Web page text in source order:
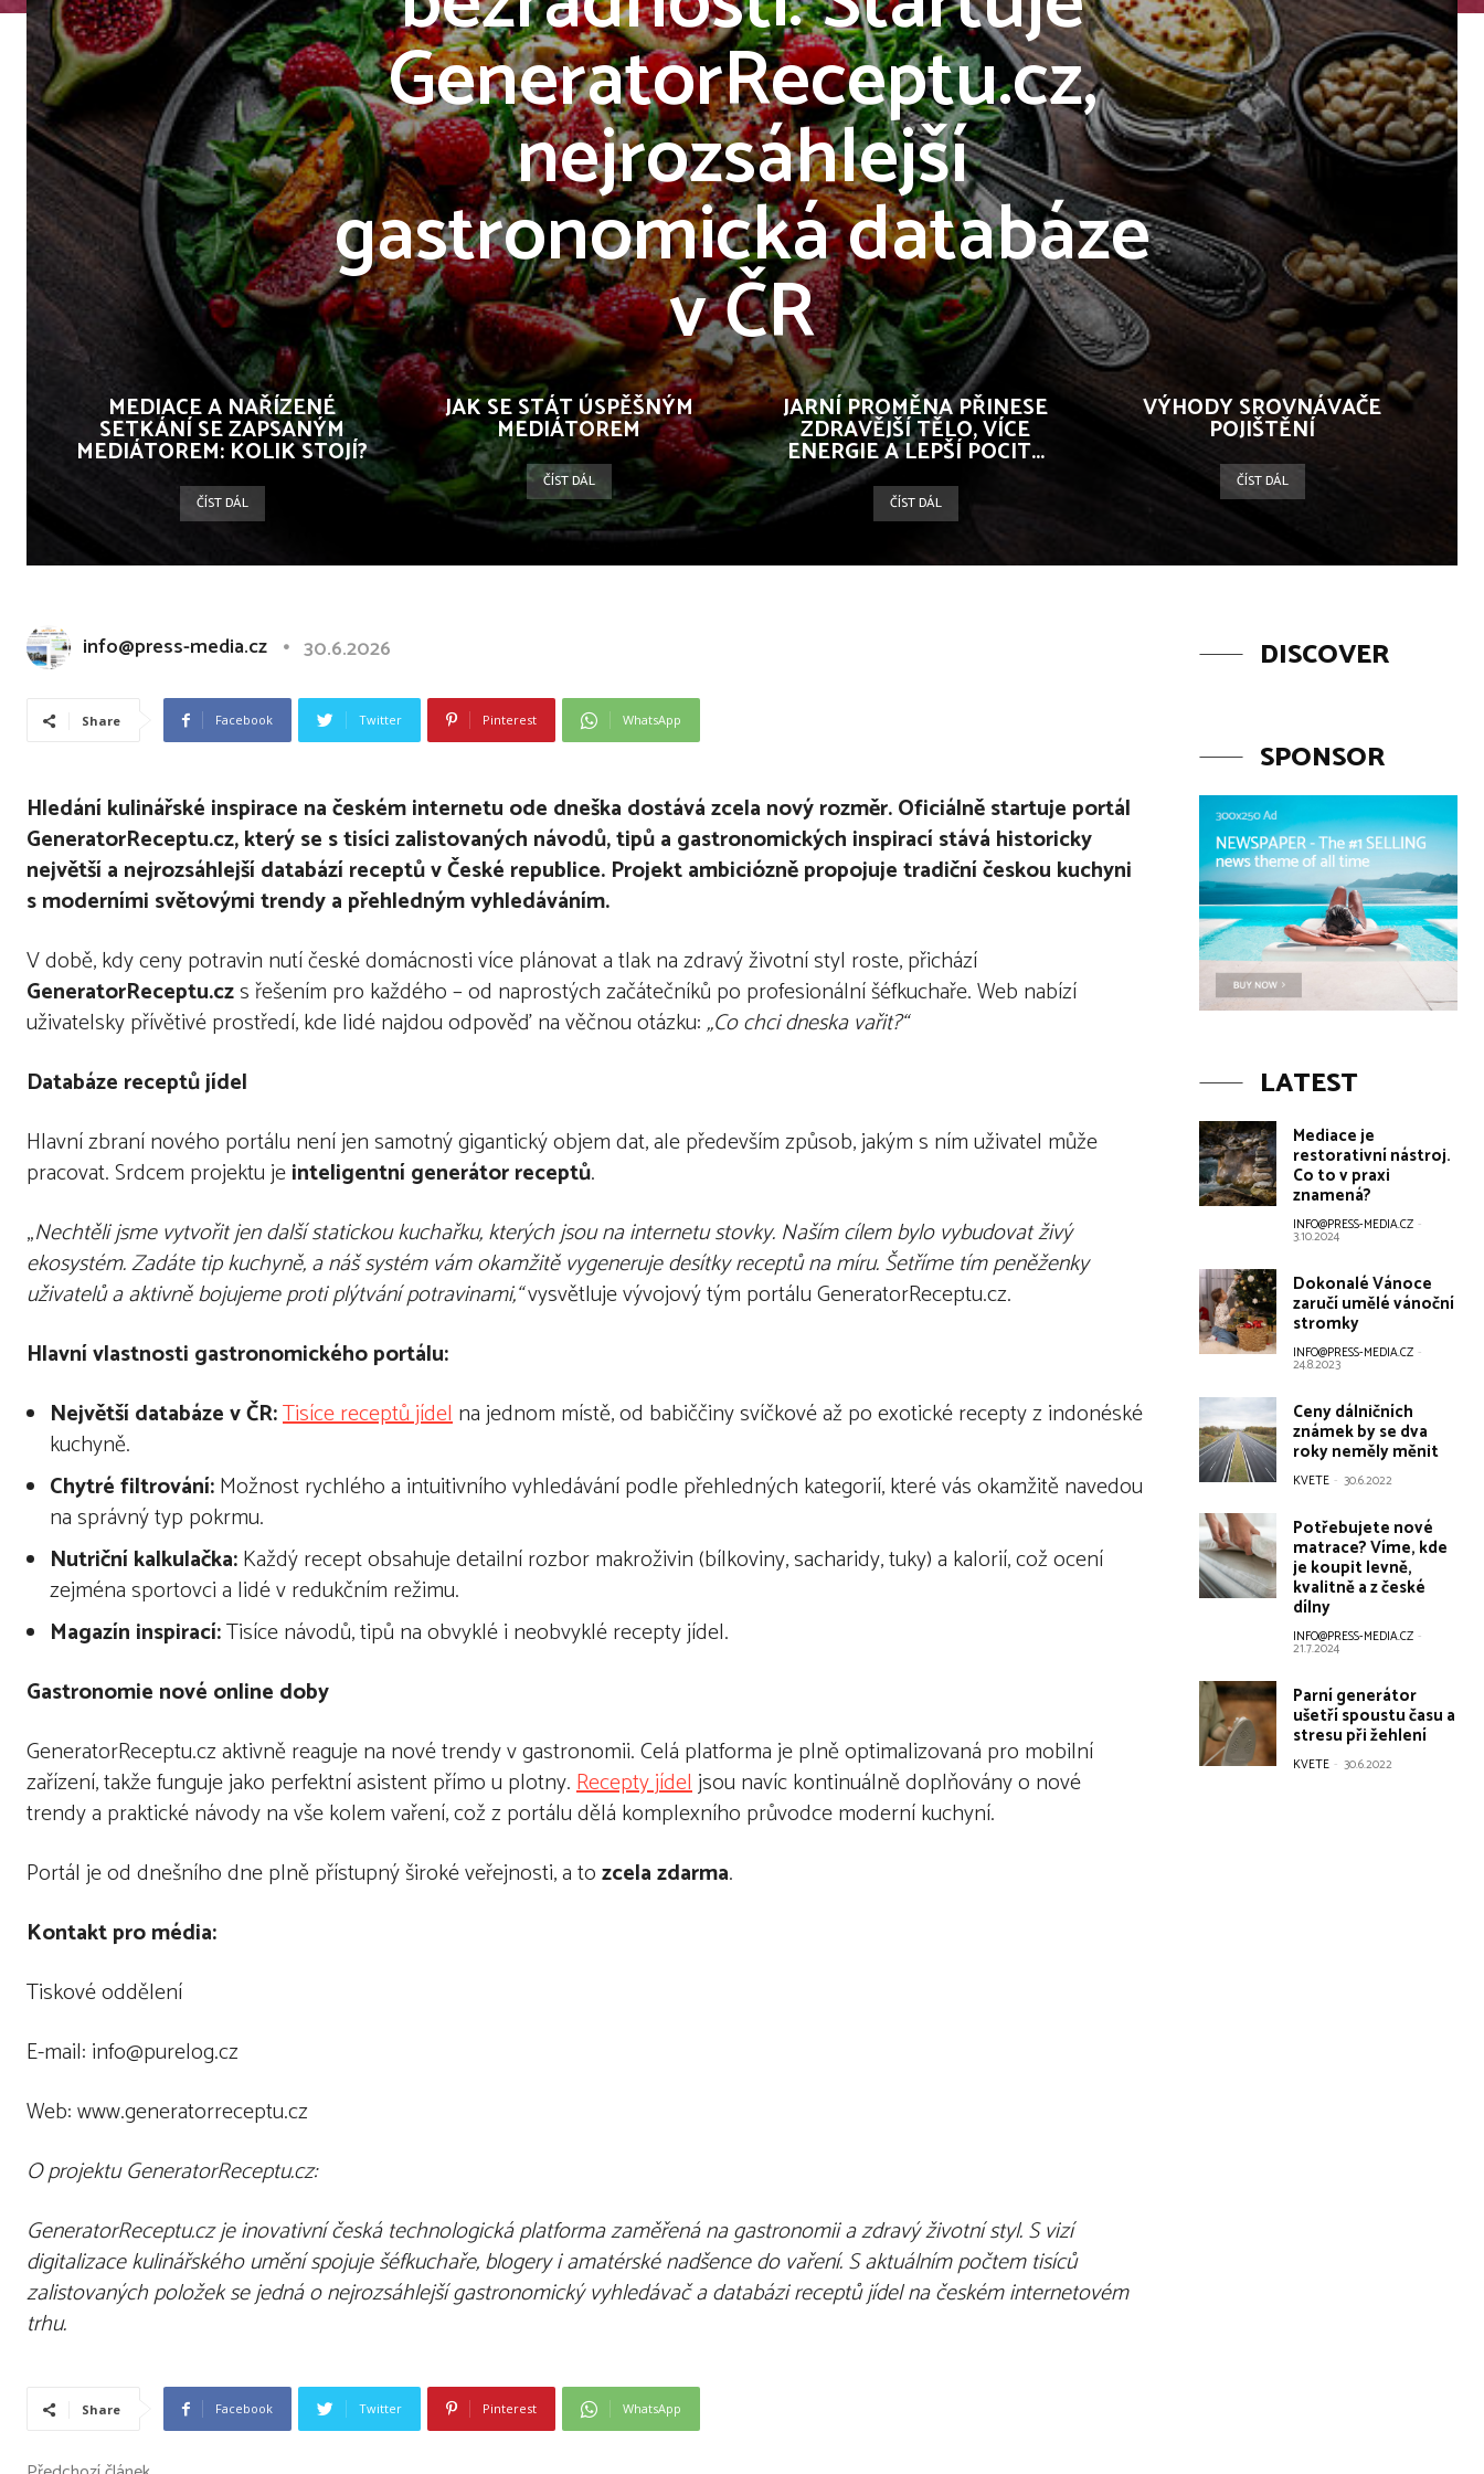
GeneratorReceptu.cz,
nejrozsáhlejší
gastronomická databáze
v ČR
MEDIACE A NAŘÍZENÉ
SETKÁNÍ SE ZAPSANÝM
MEDIÁTOREM: KOLIK STOJÍ?
ČÍST DÁL
JAK SE STÁT ÚSPĚŠNÝM
MEDIÁTOREM
ČÍST DÁL
JARNÍ PROMĚNA PŘINESE
ZDRAVĚJŠÍ TĚLO, VÍCE
ENERGIE A LEPŠÍ POCIT...
ČÍST DÁL
VÝHODY SROVNÁVAČE
POJIŠTĚNÍ
ČÍST DÁL
info@press-media.cz 30.6.2026
Share Facebook Twitter Pinterest WhatsApp
Hledání kulinářské inspirace na českém internetu ode dneška dostává zcela nový rozměr. Oficiálně startuje portál
GeneratorReceptu.cz, který se s tisíci zalistovaných návodů, tipů a gastronomických inspirací stává historicky
největší a nejrozsáhlejšídatabází receptů v České republice. Projekt ambiciózně propojuje tradiční českou kuchyni
s moderními světovými trendy a přehledným vyhledáváním.
V době, kdy ceny potravin nutí české domácnosti více plánovat a tlak na zdravý životní styl roste, přichází
GeneratorReceptu.czs řešením pro každého – od naprostých začátečníků po profesionální šéfkuchaře. Web nabízí
uživatelsky přívětivé prostředí, kde lidé najdou odpověď na věčnou otázku:„Co chci dneska vařit?“
Databáze receptů jídel
Hlavní zbraní nového portálu není jen samotný gigantický objem dat, ale především způsob, jakým s ním uživatel může
pracovat. Srdcem projektu jeinteligentní generátor receptů.
„Nechtěli jsme vytvořit jen další statickou kuchařku, kterých jsou na internetu stovky. Naším cílem bylo vybudovat živý
ekosystém. Zadáte tip kuchyně, a náš systém vám okamžitě vygeneruje desítky receptů na míru. Šetříme tím peněženky
uživatelů a aktivně bojujeme proti plýtvání potravinami,“vysvětluje vývojový tým portálu GeneratorReceptu.cz.
Hlavní vlastnosti gastronomickéhoportálu:
Největšídatabáze v ČR:Tisíce receptů jídelna jednom místě, od babiččiny svíčkové až po exotické recepty z indonéské
kuchyně.
Chytréfiltrování:Možnost rychlého a intuitivního vyhledávání podle přehledných kategorií, které vás okamžitě navedou
na správný typ pokrmu.
Nutriční kalkulačka:Každý recept obsahuje detailní rozbor makroživin (bílkoviny, sacharidy, tuky) a kalorií, což ocení
zejména sportovci a lidé v redukčním režimu.
Magazín inspirací:Tisíce návodů, tipů na obvyklé i neobvyklé recepty jídel.
Gastronomie nové online doby
GeneratorReceptu.cz aktivně reaguje na nové trendy v gastronomii. Celá platforma je plně optimalizovaná pro mobilní
zařízení, takže funguje jako perfektní asistent přímo u plotny.Recepty jídeljsou navíc kontinuálně doplňovány o nové
trendy a praktické návody na vše kolem vaření, což z portálu dělá komplexního průvodce moderní kuchyní.
Portál je od dnešního dne plně přístupný široké veřejnosti, a tozcela zdarma.
Kontakt pro média:
Tiskové oddělení
E-mail: info@purelog.cz
Web: www.generatorreceptu.cz
O projektu GeneratorReceptu.cz:
GeneratorReceptu.cz je inovativní česká technologická platforma zaměřená na gastronomii a zdravý životní styl. S vizí
digitalizace kulinářského umění spojuje šéfkuchaře, blogery i amatérskénadšence do vaření. S aktuálním počtemtisíců
zalistovaných položek se jedná o nejrozsáhlejší gastronomický vyhledávača databázi receptů jídel na českém internetovém
trhu.
Share Facebook Twitter Pinterest WhatsApp
DISCOVER
SPONSOR
LATEST
Mediace je
restorativní nástroj.
Co to v praxi
znamená?
INFO@PRESS-MEDIA.CZ -
3.10.2024
Dokonalé Vánoce
zaručí umělé vánoční
stromky
INFO@PRESS-MEDIA.CZ -
24.8.2023
Ceny dálničních
známek by se dva
roky neměly měnit
KVETE - 30.6.2022
Potřebujete nové
matrace? Víme, kde
je koupit levně,
kvalitně a z české
dílny
INFO@PRESS-MEDIA.CZ -
21.7.2024
Parní generátor
ušetří spoustu času a
stresu při žehlení
KVETE - 30.6.2022